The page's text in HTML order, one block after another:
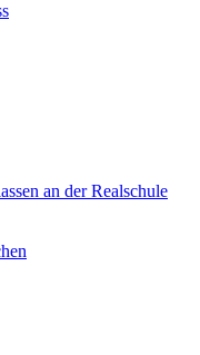
an der Realschule